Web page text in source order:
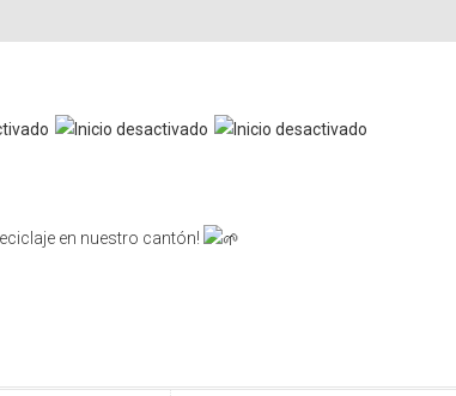
en nuestro cantón!
para construir un cantón más limpio, ordenado y